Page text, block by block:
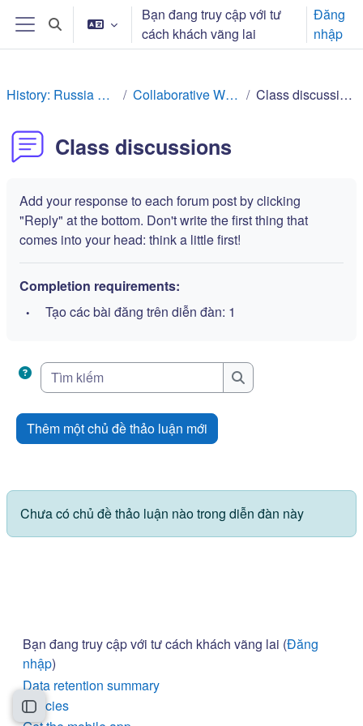
Chuyển tới nội dung chính
Bảng điều khiển cạnh
Chuyển đổi chọn tìm kiếm
Bạn đang truy cập với tư
cách khách vãng lai
Đăng
nhập
Mở chỉ số ngăn của khóa học
History: Russia Rev Collaborative Work Class discussions
Class discussions
Add your response to each forum post by clicking
"Reply" at the bottom. Don't write the first thing that
comes into your head: think a little first!
Completion requirements:
Tạo các bài đăng trên diễn đàn: 1
Tìm kiếm
Tìm kiếm
Thêm một chủ đề thảo luận mới
Chưa có chủ đề thảo luận nào trong diễn đàn này
Bạn đang truy cập với tư cách khách vãng lai (Đăng
nhập)
Data retention summary
Policies